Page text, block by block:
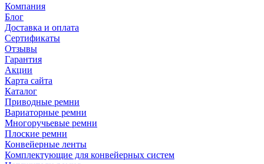
Компания
Блог
Доставка и оплата
Сертификаты
Отзывы
Гарантия
Акции
Карта сайта
Каталог
Приводные ремни
Вариаторные ремни
Многоручьевые ремни
Плоские ремни
Конвейерные ленты
Комплектующие для конвейерных систем